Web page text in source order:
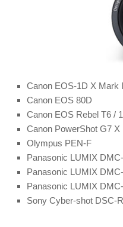
Canon EOS-1D X Mark
Canon EOS 80D
Canon EOS Rebel T6 /
Canon PowerShot G7 X
Olympus PEN-F
Panasonic LUMIX
Panasonic LUMIX
Panasonic LUMIX
Sony Cyber-shot DSC-